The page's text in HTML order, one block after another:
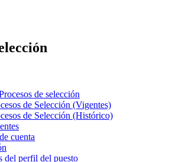
de selección
de Selección (Vigentes)
de Selección (Histórico)
cuenta
del perfil del puesto